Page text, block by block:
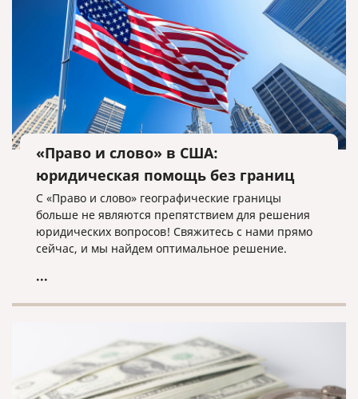
«Право и слово» в США:
юридическая помощь без границ
С «Право и слово» географические границы
больше не являются препятствием для решения
юридических вопросов! Свяжитесь с нами прямо
сейчас, и мы найдем оптимальное решение.
...